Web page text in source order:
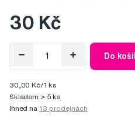
30 Kč
Do
30,00 Kč/1 ks
Skladem > 5 ks
Ihned na 13 prodejnách